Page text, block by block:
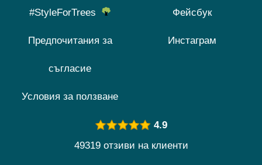
#StyleForTrees
Предпочитания за
съгласие
Условия за ползване
Фейсбук
Инстаграм
4.9
49319 отзиви на клиенти